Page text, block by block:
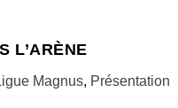
L’ARÈNE
Magnus, Présentation